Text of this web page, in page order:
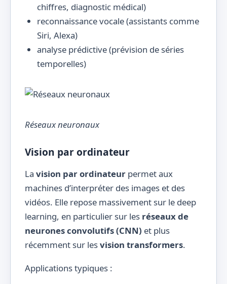
chiffres, diagnostic médical)
reconnaissance vocale (assistants comme
Siri, Alexa)
analyse prédictive (prévision de séries
temporelles)
Réseaux neuronaux
Vision par ordinateur
La vision par ordinateur permet aux
machines d’interpréter des images et des
vidéos. Elle repose massivement sur le deep
learning, en particulier sur les réseaux de
neurones convolutifs (CNN) et plus
récemment sur lesvision transformers.
Applications typiques :